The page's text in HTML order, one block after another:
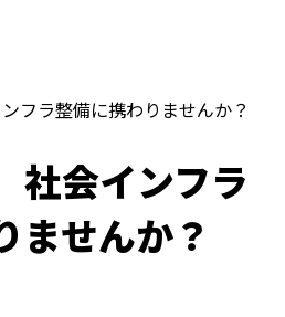
フラ整備に携わりませんか？
社会インフラ
ませんか？